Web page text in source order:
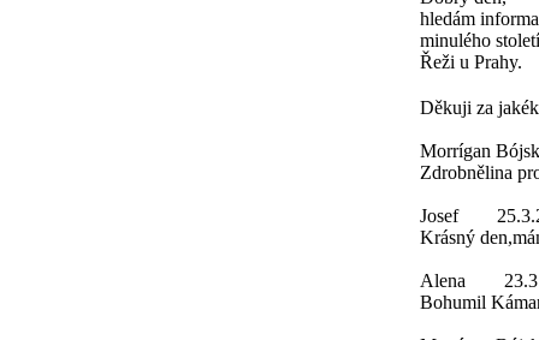
hledám
minulého
Řeži u Prahy.
Děkuji za
Morrígan
Zdrobnělina
Josef
Krásný
Alena
Bohumil